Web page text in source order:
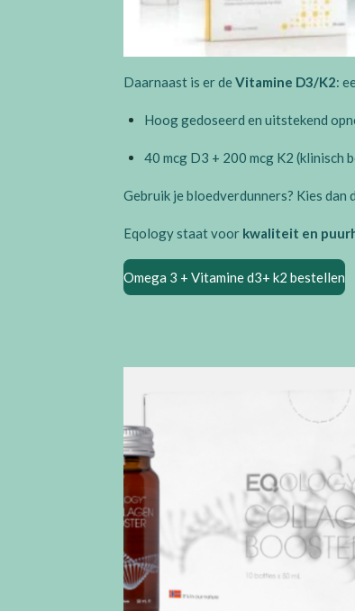
Daarnaast is er deVitamine D3/K2:
Hoog gedoseerd en uitstekend
40 mcg D3 + 200 mcg K2 (klinisch
Gebruik je bloedverdunners? Kies
Eqology staat voor kwaliteit en
Omega 3 + Vitamine d3+ k2 bestellen